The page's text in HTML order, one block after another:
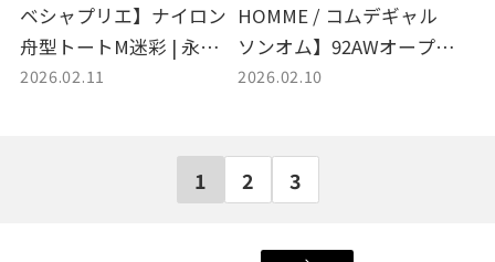
ベシャプリエ】ナイロン
舟型トートM迷彩 | 永遠の
定番、カモフラ柄で日常
2026.02.11
HOMME / コムデギャル
ソンオム】92AWオープン
カラーシャツ | 田中啓一
2026.02.10
1 2 3